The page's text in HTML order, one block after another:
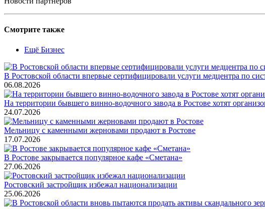
Смотрите также
Ещё Бизнес
В Ростовской области впервые сертифицировали услуги медцентра по
06.08.2026
На территории бывшего винно-водочного завода в Ростове хотят
24.07.2026
Мельницу с каменными жерновами продают в Ростове
17.07.2026
В Ростове закрывается популярное кафе «Сметана»
27.06.2026
Ростовский застройщик избежал национализации
25.06.2026